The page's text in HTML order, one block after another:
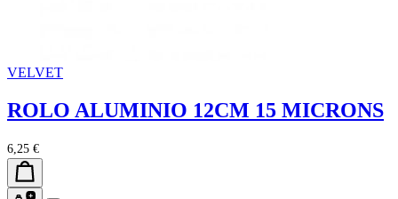
VELVET
ROLO ALUMINIO 12CM 15 MICRONS
6,25 €